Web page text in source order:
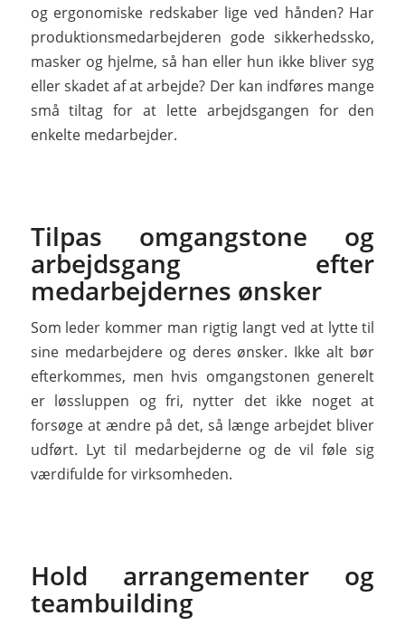
og ergonomiske redskaber lige ved hånden? Har
produktionsmedarbejderen gode sikkerhedssko,
masker og hjelme, så han eller hun ikke bliver syg
eller skadet af at arbejde? Der kan indføres mange
små tiltag for at lette arbejdsgangen for den
enkelte medarbejder.
Tilpas omgangstone og
arbejdsgang efter
medarbejdernes ønsker
Som leder kommer man rigtig langt ved at lytte til
sine medarbejdere og deres ønsker. Ikke alt bør
efterkommes, men hvis omgangstonen generelt
er løssluppen og fri, nytter det ikke noget at
forsøge at ændre på det, så længe arbejdet bliver
udført. Lyt til medarbejderne og de vil føle sig
værdifulde for virksomheden.
Hold arrangementer og
teambuilding